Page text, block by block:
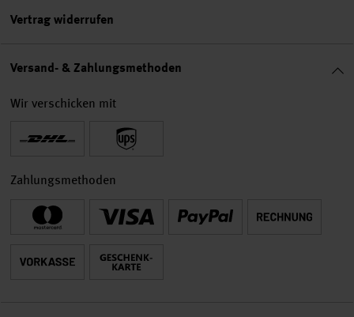
Vertrag widerrufen
Versand- & Zahlungsmethoden
Wir verschicken mit
Zahlungsmethoden